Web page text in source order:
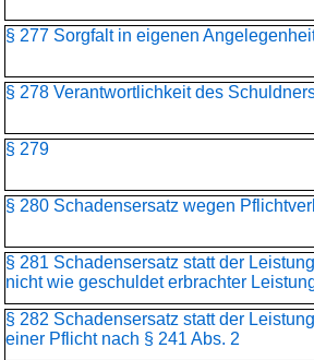
§ 277 Sorgfalt in eigenen
§ 278 Verantwortlichkeit des
§ 279
§ 280 Schadensersatz wegen
§ 281 Schadensersatz statt der
nicht wie geschuldet erbrachter
§ 282 Schadensersatz statt der
einer Pflicht nach § 241 Abs. 2